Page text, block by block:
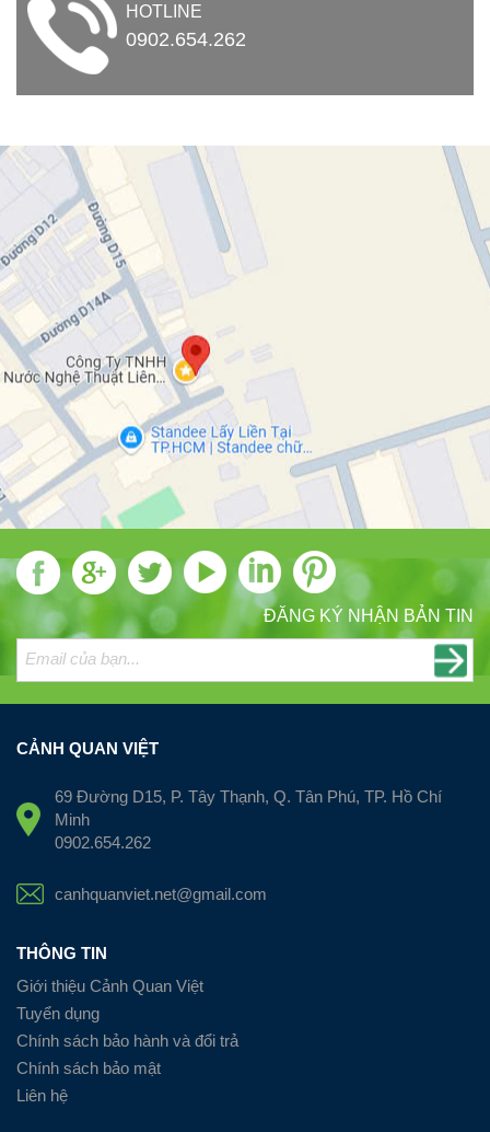
HOTLINE
0902.654.262
ĐĂNG KÝ NHẬN BẢN TIN
CẢNH QUAN VIỆT
69 Đường D15, P. Tây Thạnh, Q. Tân Phú, TP. Hồ Chí
Minh
0902.654.262
canhquanviet.net@gmail.com
THÔNG TIN
Giới thiệu Cảnh Quan Việt
Tuyển dụng
Chính sách bảo hành và đổi trả
Chính sách bảo mật
Liên hệ